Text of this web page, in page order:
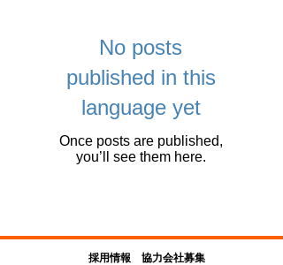
No posts
published in this
language yet
Once posts are published,
you’ll see them here.
採用情報 協力会社募集